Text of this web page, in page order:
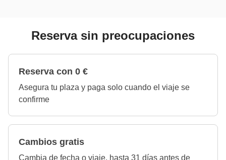
Reserva sin preocupaciones
Reserva con 0 €
Asegura tu plaza y paga solo cuando el viaje se
confirme
Cambios gratis
Cambia de fecha o viaje, hasta 31 días antes de